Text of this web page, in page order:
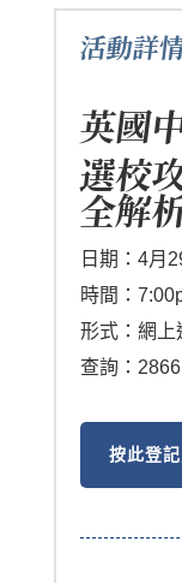
活動詳
英國
選校
全解
日期：4月
時間：
形式：網上
查詢：
按此登